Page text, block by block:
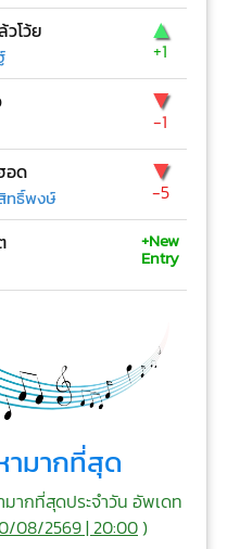
วโว้ย ▲
+1
▼
-1
อด
ทธิ์พงษ์
▼
-5
+New
Entry
มากที่สุด
ากที่สุดประจำวัน อัพเดท
08/2569 | 20:00)